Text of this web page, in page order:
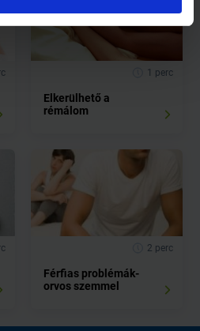
1 perc
Elkerülhető a
rémálom
2 perc
Férfias problémák-
orvos szemmel